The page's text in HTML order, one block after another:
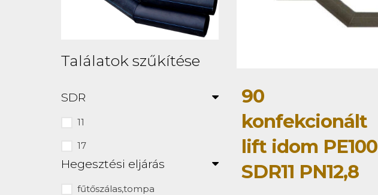
Találatok szűkítése
SDR
11
17
Hegesztési eljárás
fűtőszálas,tompa
90
konfekcionált
lift idom PE100
SDR11 PN12,8